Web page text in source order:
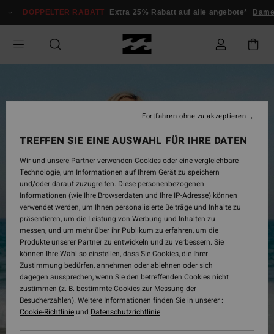
zur
springen
DOPPELTER RABATT Extra 25% Rabatt auf alle angebote* Damen
TREFFEN SIE EINE AUSWAHL FÜR IHRE DATEN
Wir und unsere Partner verwenden Cookies oder eine vergleichbare
Technologie, um Informationen auf Ihrem Gerät zu speichern
und/oder darauf zuzugreifen. Diese personenbezogenen
Informationen (wie Ihre Browserdaten und Ihre IP-Adresse) können
verwendet werden, um Ihnen personalisierte Beiträge und Inhalte zu
präsentieren, um die Leistung von Werbung und Inhalten zu
messen, und um mehr über ihr Publikum zu erfahren, um die
Produkte unserer Partner zu entwickeln und zu verbessern. Sie
können Ihre Wahl so einstellen, dass Sie Cookies, die Ihrer
Zustimmung bedürfen, annehmen oder ablehnen oder sich
dagegen aussprechen, wenn Sie den betreffenden Cookies nicht
zustimmen (z. B. bestimmte Cookies zur Messung der
Besucherzahlen). Weitere Informationen finden Sie in unserer :
Cookie-Richtlinieund Datenschutzrichtlinie
Fortfahren ohne zu akzeptieren